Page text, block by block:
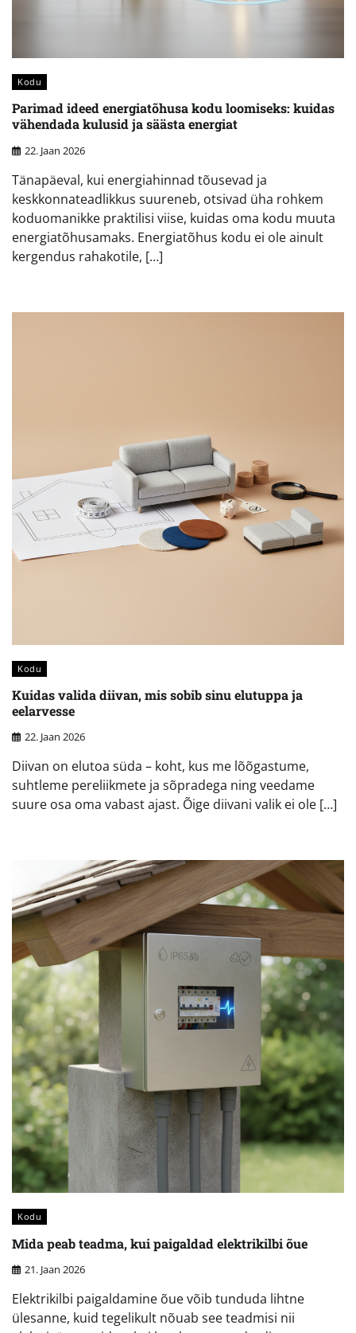
Kodu
Parimad ideed energiatõhusa kodu loomiseks: kuidas
vähendada kulusid ja säästa energiat
22. Jaan 2026
Tänapäeval, kui energiahinnad tõusevad ja
keskkonnateadlikkus suureneb, otsivad üha rohkem
koduomanikke praktilisi viise, kuidas oma kodu muuta
energiatõhusamaks. Energiatõhus kodu ei ole ainult
kergendus rahakotile, […]
Kodu
Kuidas valida diivan, mis sobib sinu elutuppa ja
eelarvesse
22. Jaan 2026
Diivan on elutoa süda – koht, kus me lõõgastume,
suhtleme pereliikmete ja sõpradega ning veedame
suure osa oma vabast ajast. Õige diivani valik ei ole […]
Kodu
Mida peab teadma, kui paigaldad elektrikilbi õue
21. Jaan 2026
Elektrikilbi paigaldamine õue võib tunduda lihtne
ülesanne, kuid tegelikult nõuab see teadmisi nii